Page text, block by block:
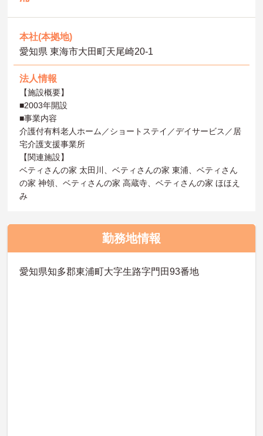
本社(本拠地)
愛知県 東海市大田町天尾崎20-1
法人情報
【施設概要】
■2003年開設
■事業内容
介護付有料老人ホーム／ショートステイ／デイサービス／居
宅介護支援事業所
【関連施設】
ベティさんの家 太田川、ベティさんの家 東浦、ベティさん
の家 神領、ベティさんの家 高蔵寺、ベティさんの家 ほほえ
み
勤務地情報
愛知県知多郡東浦町大字生路字門田93番地